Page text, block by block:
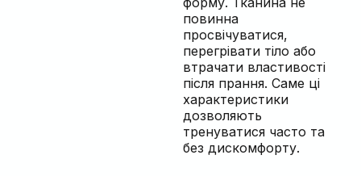
повинна
просвічуватися,
перегрівати тіло або
втрачати властивості
після прання. Саме ці
характеристики
дозволяють
тренуватися часто та
без дискомфорту.